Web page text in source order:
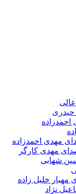
حیدری
احمدزاده
مهدی احمدزاده
مهدی کارگر
شهابی
مهیار خلیل زاده
نژاد